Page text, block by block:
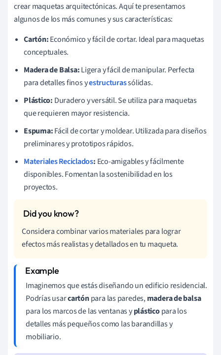
crear maquetas arquitectónicas. Aquí te presentamos
algunos de los más comunes y sus características:
Cartón:Económico y fácil de cortar. Ideal para maquetas
conceptuales.
Madera de Balsa:Ligera y fácil de manipular. Perfecta
para detalles finos yestructurassólidas.
Plástico: Duradero y versátil. Se utiliza para maquetas
que requieren mayor resistencia.
Espuma:Fácil de cortar y moldear. Utilizada para diseños
preliminares y prototipos rápidos.
Materiales Reciclados: Eco-amigables y fácilmente
disponibles. Fomentan la sostenibilidad en los
proyectos.
Considera combinar varios materiales para lograr
efectos más realistas y detallados en tu maqueta.
Imaginemos que estás diseñando un edificio residencial.
Podrías usarcartónpara las paredes,madera de balsa
para los marcos de las ventanas yplásticopara los
detalles más pequeños como las barandillas y
mobiliario.